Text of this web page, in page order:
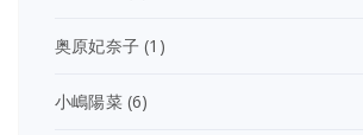
奥原妃奈子 (1)
小嶋陽菜(6)